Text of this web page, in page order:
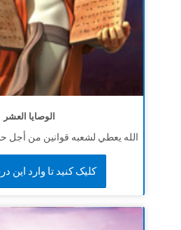
الوصايا العشر
الله يعطي لشعبه قوانين من أجل
کلیک کنید تا وارد این